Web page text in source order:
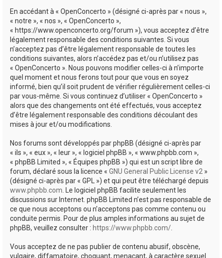
En accédant à « OpenConcerto » (désigné ci-après par « nous »,
« notre », « nos », « OpenConcerto »,
« https://www.openconcerto.org/forum »), vous acceptez d’être
légalement responsable des conditions suivantes. Si vous
n’acceptez pas d’être légalement responsable de toutes les
conditions suivantes, alors n’accédez pas et/ou n’utilisez pas
« OpenConcerto ». Nous pouvons modifier celles-ci à n’importe
quel moment et nous ferons tout pour que vous en soyez
informé, bien qu’il soit prudent de vérifier régulièrement celles-ci
par vous-même. Si vous continuez d’utiliser « OpenConcerto »
alors que des changements ont été effectués, vous acceptez
d’être légalement responsable des conditions découlant des
mises à jour et/ou modifications.
Nos forums sont développés par phpBB (désigné ci-après par
« ils », « eux », « leur », « logiciel phpBB », « www.phpbb.com »,
« phpBB Limited », « Équipes phpBB ») qui est un script libre de
forum, déclaré sous la licence « GNU General Public License v2 »
(désigné ci-après par « GPL ») et qui peut être téléchargé depuis
www.phpbb.com. Le logiciel phpBB facilite seulement les
discussions sur Internet. phpBB Limited n’est pas responsable de
ce que nous acceptons ou n’acceptons pas comme contenu ou
conduite permis. Pour de plus amples informations au sujet de
phpBB, veuillez consulter : https://www.phpbb.com/.
Vous acceptez de ne pas publier de contenu abusif, obscène,
vulgaire, diffamatoire, choquant, menaçant, à caractère sexuel